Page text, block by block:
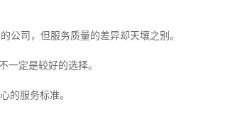
公司，但服务质量的差异却天壤之别。
一定是较好的选择。
的服务标准。